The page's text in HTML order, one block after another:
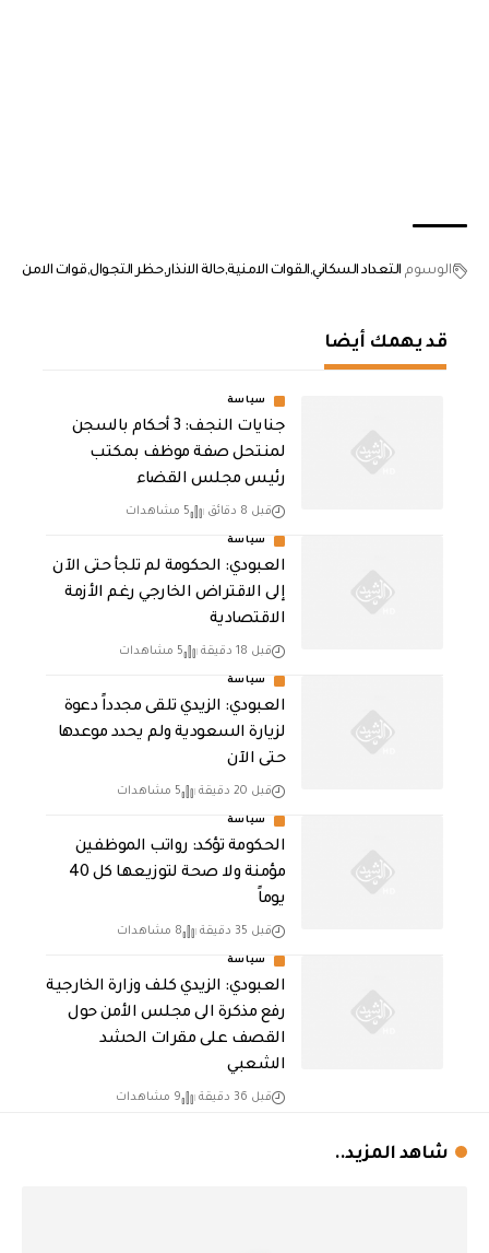
الوسوم التعداد السكاني القوات الامنيةحالة الانذار حظر التجوال قوات الامن
قد يهمك أيضا
سياسة
جنايات النجف: 3 أحكام بالسجن
لمنتحل صفة موظف بمكتب
رئيس مجلس القضاء
قبل 8 دقائق 5 مشاهدات
سياسة
العبودي: الحكومة لم تلجأ حتى الآن
إلى الاقتراض الخارجي رغم الأزمة
الاقتصادية
قبل 18 دقيقة 5 مشاهدات
سياسة
العبودي: الزيدي تلقى مجدداً دعوة
لزيارة السعودية ولم يحدد موعدها
حتى الآن
قبل 20 دقيقة 5 مشاهدات
سياسة
الحكومة تؤكد: رواتب الموظفين
مؤمنة ولا صحة لتوزيعها كل 40
يوماً
قبل 35 دقيقة 8 مشاهدات
سياسة
العبودي: الزيدي كلف وزارة الخارجية
رفع مذكرة الى مجلس الأمن حول
القصف على مقرات الحشد
الشعبي
قبل 36 دقيقة 9 مشاهدات
شاهد المزيد..